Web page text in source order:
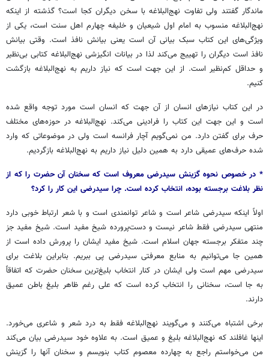
ماندگار گفتند ولی تفاوت نهج‌البلاغه با سخن دیگران کجا است؟ گذشته از اینکه
نهج‌البلاغه منسوب به امام اول شیعیان و خلیفه چهارم اهل سنت است، یکی از
ویژگی‌های این کتاب سبک بیانی آن است یعنی بیانش نافذ است. وقتی بیانش
نافذ است دیگران را تهییج می‌کند لذا در بیانات انگیزشی نهج‌البلاغه کتابی بی‌نظیر
و حداقل کم‌نظیر است. از این جهت است که نیاز داریم به نهج‌البلاغه بازگشت
کنیم.
در این کتاب نیازهای انسان از آن جهت که انسان است مورد توجه واقع شده
است و این جهت این کتاب را فرادینی می‌کند. نهج‌البلاغه در حوزه‌های مختلف
حرف برای گفتن دارد. من نمی‌گویم آچار فرانسه است ولی در موضوعاتی که وارد
شده حرف‌های عمیقی دارد به همین دلیل نیاز داریم به نهج‌البلاغه بازگردیم.
* در خصوص نحوه گزینش سیدرضی معروف است که سخنان آن حضرت را که از
نظر بلاغت برجسته بوده، انتخاب کرده است. چرا سیدرضی این کار را کرد؟
اولاً اینکه سیدرضی شاعر است و شاعر توانمندی است و با شعر ارتباط خوبی دارد
منتهی سیدرضی فقط شاعر نیست و دست‌پرورده شیخ مفید است. شیخ مفید جز
چند متفکر برجسته جهان اسلام است. شیخ مفید ایشان را پرورش داده است از
همین جا می‌توانیم به منابع معرفتی سیدرضی پی ببریم. بنابراین بلاغت برای
سیدرضی مهم است ولی ایشان در کنار انتخاب بلیغ‌ترین سخنان حضرت که اتفاقاً
به جا است، سخنانی را انتخاب کرده است که علی رغم ظاهر بلیغ باطن عمیق
دارند.
برخی اشتباه می‌کنند و می‌گویند نهج‌البلاغه فقط به درد شعر و شاعری می‌خورد.
اینها غافلند که نهج‌البلاغه بلیغ و عمیق است. به علاوه خود سیدرضی بیان می‌کند
من می‌خواستم راجع به چهارده معصوم کتاب بنویسم و سخنان آنها را گزینش